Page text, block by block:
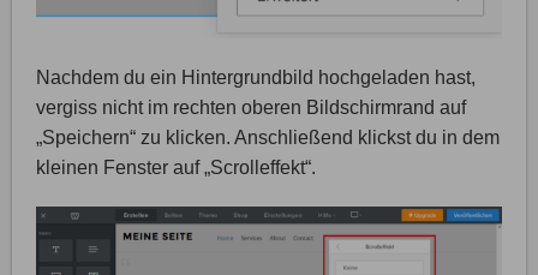
Nachdem du ein Hintergrundbild hochgeladen hast,
vergiss nicht im rechten oberen Bildschirmrand auf
„Speichern“ zu klicken. Anschließend klickst du in dem
kleinen Fenster auf „Scrolleffekt“.